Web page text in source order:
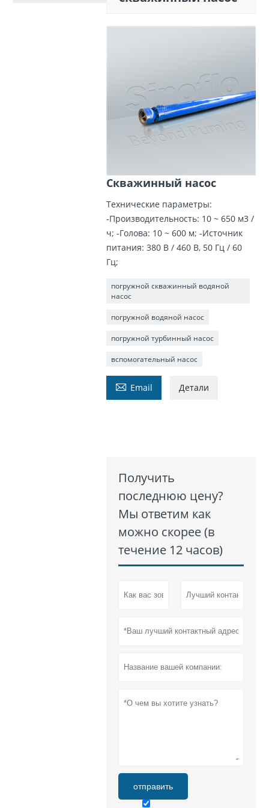
Скважинный насос
Технические параметры:
-Производительность: 10 ~ 650 м3 /
ч; -Голова: 10 ~ 600 м; -Источник
питания: 380 В / 460 В, 50 Гц / 60
Гц;
погружной скважинный водяной
насос
погружной водяной насос
погружной турбинный насос
вспомогательный насос
 Email Детали
Получить
последнюю цену?
Мы ответим как
можно скорее (в
течение 12 часов)
отправить